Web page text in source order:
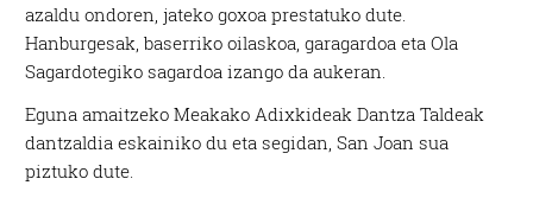
azaldu ondoren, jateko goxoa prestatuko dute.
Hanburgesak, baserriko oilaskoa, garagardoa eta Ola
Sagardotegiko sagardoa izango da aukeran.
Eguna amaitzeko Meakako Adixkideak Dantza Taldeak
dantzaldia eskainiko du eta segidan, San Joan sua
piztuko dute.